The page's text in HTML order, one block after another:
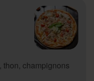
thon, champignons